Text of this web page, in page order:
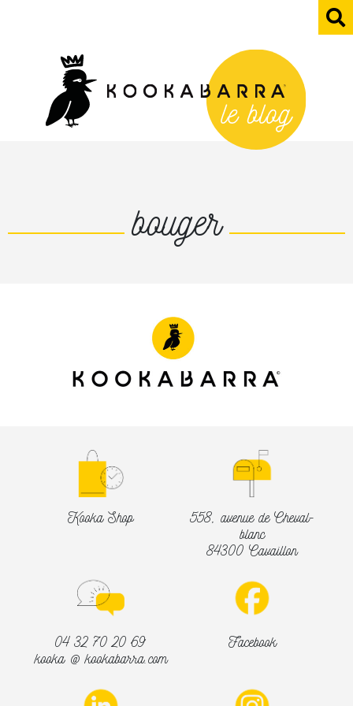
bouger
Kooka Shop
558, avenue de Cheval-
blanc
84300 Cavaillon
04 32 70 20 69
kooka @ kookabarra.com
Facebook